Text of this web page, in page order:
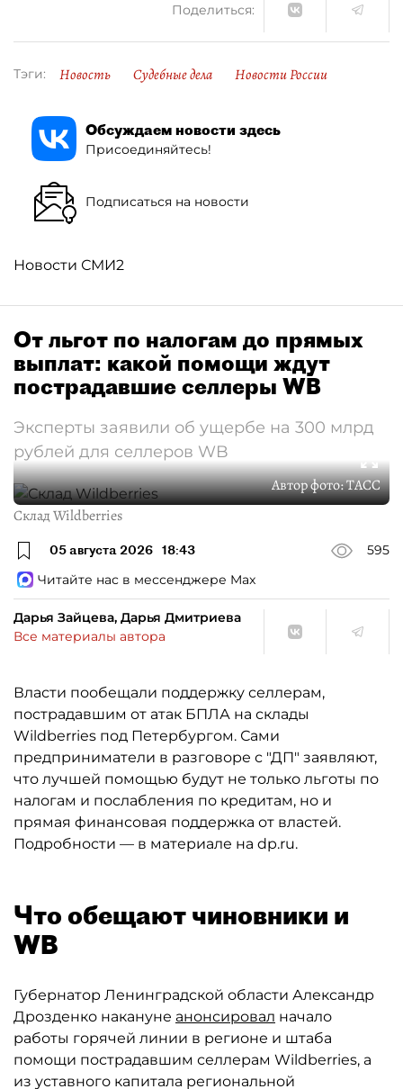
Поделиться:
Тэги: Новость Судебные дела Новости России
Обсуждаем новости здесь
Присоединяйтесь!
Подписаться на новости
Новости СМИ2
От льгот по налогам до прямых
выплат: какой помощи ждут
пострадавшие селлеры WB
Эксперты заявили об ущербе на 300 млрд
рублей для селлеров WB
Автор фото:ТАСС
Склад Wildberries
05 августа 2026 18:43
595
Читайте нас в мессенджере Max
Дарья Зайцева, Дарья Дмитриева
Все материалы автора
Власти пообещали поддержку селлерам,
пострадавшим от атак БПЛА на склады
Wildberries под Петербургом. Сами
предприниматели в разговоре с "ДП" заявляют,
что лучшей помощью будут не только льготы по
налогам и послабления по кредитам, но и
прямая финансовая поддержка от властей.
Подробности — в материале на dp.ru.
Что обещают чиновники и
WB
Губернатор Ленинградской области Александр
Дрозденко накануне анонсировал начало
работы горячей линии в регионе и штаба
помощи пострадавшим селлерам Wildberries, а
из уставного капитала региональной